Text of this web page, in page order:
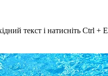
текст і натисніть Ctrl